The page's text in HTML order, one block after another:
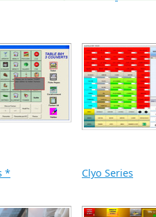
* Clyo Series